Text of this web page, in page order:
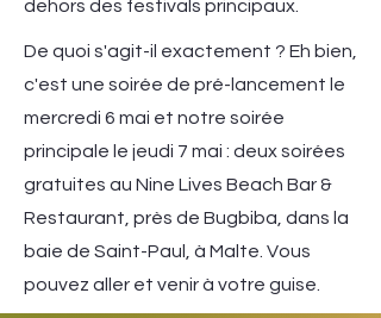
dehors des festivals principaux.
De quoi s'agit-il exactement ? Eh bien,
c'est une soirée de pré-lancement le
mercredi 6 mai et notre soirée
principale le jeudi 7 mai : deux soirées
gratuites au Nine Lives Beach Bar &
Restaurant, près de Bugbiba, dans la
baie de Saint-Paul, à Malte. Vous
pouvez aller et venir à votre guise.